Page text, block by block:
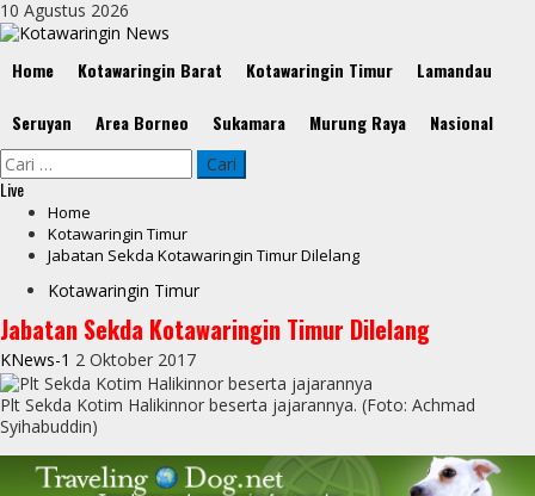
Skip
to
10 Agustus 2026
Menu
Home Kotawaringin Barat Kotawaringin Timur Lamandau
Seruyan Area Borneo Sukamara Murung Raya Nasional
Cari
untuk:
Live
Home
Kotawaringin Timur
Jabatan Sekda Kotawaringin Timur Dilelang
Kotawaringin Timur
Jabatan Sekda Kotawaringin Timur Dilelang
KNews-1 2 Oktober 2017
Plt Sekda Kotim Halikinnor beserta jajarannya. (Foto: Achmad
Syihabuddin)